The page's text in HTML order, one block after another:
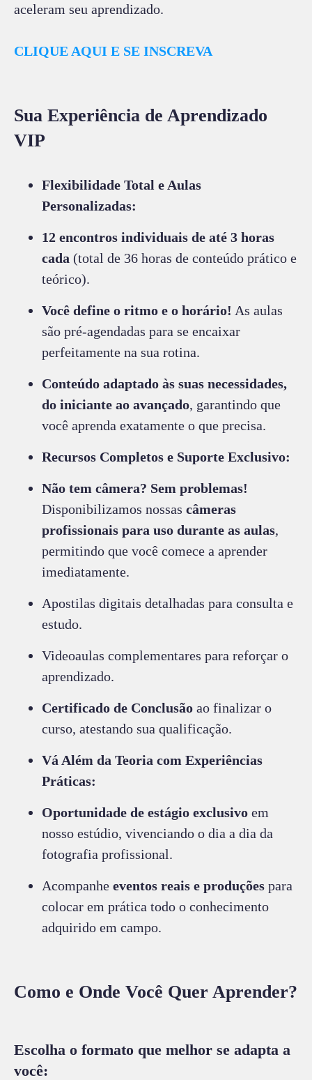
aceleram seu aprendizado.
CLIQUE AQUI E SE INSCREVA
Sua Experiência de Aprendizado
VIP
Flexibilidade Total e Aulas
Personalizadas:
12 encontros individuais de até 3 horas
cada (total de 36 horas de conteúdo prático e
teórico).
Você define o ritmo e o horário! As aulas
são pré-agendadas para se encaixar
perfeitamente na sua rotina.
Conteúdo adaptado às suas necessidades,
do iniciante ao avançado, garantindo que
você aprenda exatamente o que precisa.
Recursos Completos e Suporte Exclusivo:
Não tem câmera? Sem problemas!
Disponibilizamos nossas câmeras
profissionais para uso durante as aulas,
permitindo que você comece a aprender
imediatamente.
Apostilas digitais detalhadas para consulta e
estudo.
Videoaulas complementares para reforçar o
aprendizado.
Certificado de Conclusão ao finalizar o
curso, atestando sua qualificação.
Vá Além da Teoria com Experiências
Práticas:
Oportunidade de estágio exclusivo em
nosso estúdio, vivenciando o dia a dia da
fotografia profissional.
Acompanhe eventos reais e produções para
colocar em prática todo o conhecimento
adquirido em campo.
Como e Onde Você Quer Aprender?
Escolha o formato que melhor se adapta a
você: